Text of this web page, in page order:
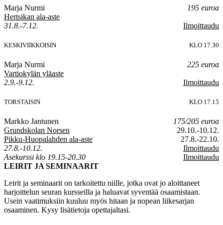
Marja Nurmi
195 euroa
Hertsikan ala-aste
31.8.-7.12.
Ilmoittaudu
KESKIVIIKKOISIN KLO 17.30
Marja Nurmi
225 euroa
Vartiokylän yläaste
2.9.-9.12.
Ilmoittaudu
TORSTAISIN KLO 17.15
Markko Jantunen
175/205 euroa
Grundskolan Norsen
29.10.-10.12.
Pikku-Huopalahden ala-aste
27.8.-22.10.
27.8.-10.12.
Ilmoittaudu
Asekurssi klo 19.15-20.30
Ilmoittaudu
LEIRIT JA SEMINAARIT
Leirit ja seminaarit on tarkoitettu niille, jotka ovat jo aloittaneet
harjoittelun seuran kursseilla ja haluavat syventää osaamistaan.
Usein vaatimuksiin kuuluu myös hitaan ja nopean liikesarjan
osaaminen. Kysy lisätietoja opettajaltasi.